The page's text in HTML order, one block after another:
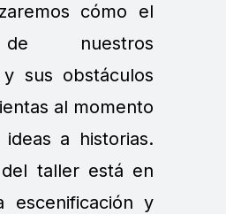
cómo el
nuestros
y sus obstáculos
al momento
a historias.
taller está en
escenificación y